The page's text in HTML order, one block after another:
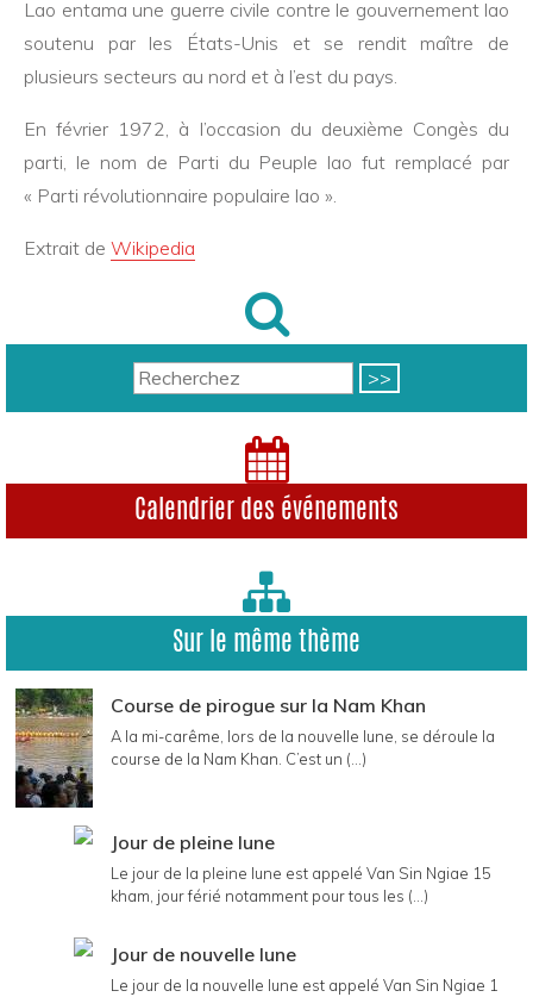
Lao entama une guerre civile contre le gouvernement lao
soutenu par les États-Unis et se rendit maître de
plusieurs secteurs au nord et à l’est du pays.
En février 1972, à l’occasion du deuxième Congès du
parti, le nom de Parti du Peuple lao fut remplacé par
« Parti révolutionnaire populaire lao ».
Extrait de Wikipedia
Calendrier des événements
Sur le même thème
Course de pirogue sur la Nam Khan
A la mi-carême, lors de la nouvelle lune, se déroule la
course de la Nam Khan. C’est un (...)
Jour de pleine lune
Le jour de la pleine lune est appelé Van Sin Ngiae 15
kham, jour férié notamment pour tous les (...)
Jour de nouvelle lune
Le jour de la nouvelle lune est appelé Van Sin Ngiae 1